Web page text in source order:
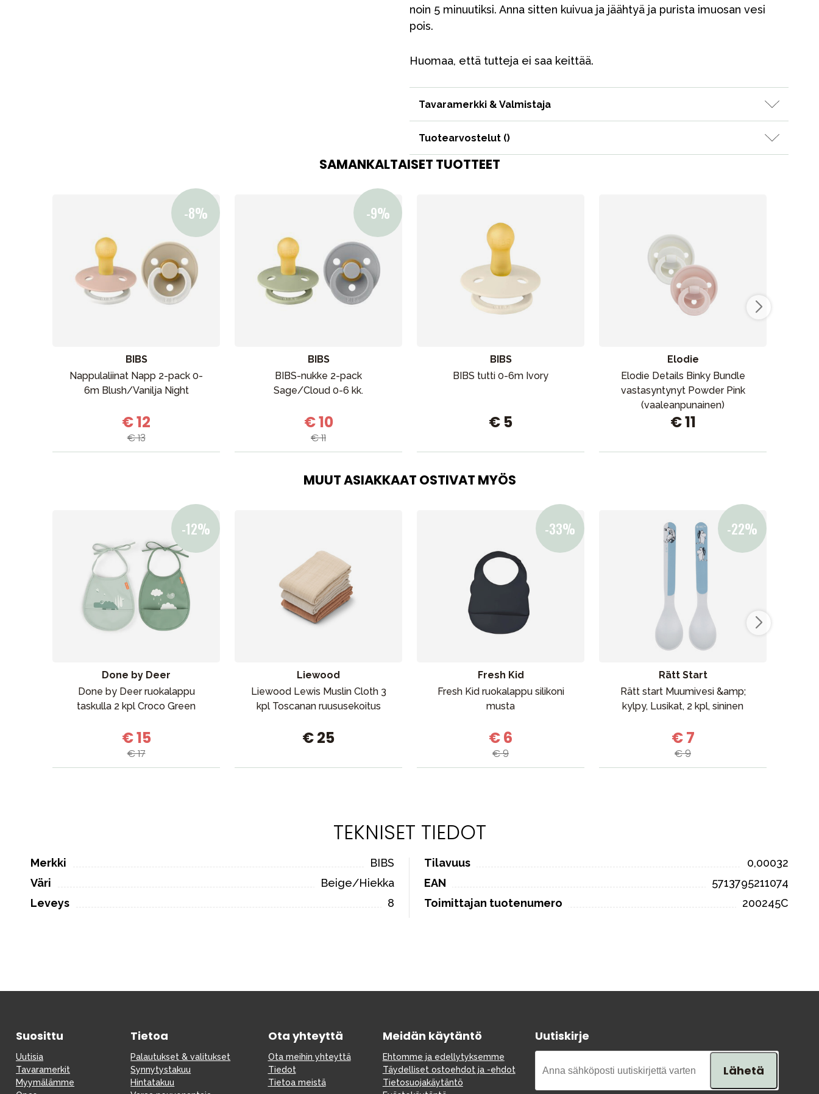
noin 5 minuutiksi. Anna sitten kuivua ja jäähtyä ja purista imuosan vesi
pois.
Huomaa, että tutteja ei saa keittää.
Tavaramerkki & Valmistaja
Tuotearvostelut ()
SAMANKALTAISET TUOTTEET
BIBS
Nappulaliinat Napp 2-pack 0-
6m Blush/Vanilja Night
€ 12
€ 13
BIBS
BIBS-nukke 2-pack
Sage/Cloud 0-6 kk.
€ 10
€ 11
BIBS
BIBS tutti 0-6m Ivory
€ 5
Elodie
Elodie Details Binky Bundle
vastasyntynyt Powder Pink
(vaaleanpunainen)
€ 11
MUUT ASIAKKAAT OSTIVAT MYÖS
Done by Deer
Done by Deer ruokalappu
taskulla 2 kpl Croco Green
€ 15
€ 17
Liewood
Liewood Lewis Muslin Cloth 3
kpl Toscanan ruususekoitus
€ 25
Fresh Kid
Fresh Kid ruokalappu silikoni
musta
€ 6
€ 9
Rätt Start
Rätt start Muumivesi &amp;
kylpy, Lusikat, 2 kpl, sininen
€ 7
€ 9
TEKNISET TIEDOT
Merkki
BIBS
Väri
Beige/Hiekka
Leveys
8
Tilavuus
0,00032
EAN
5713795211074
Toimittajan tuotenumero
200245C
Suosittu
Uutisia
Tavaramerkit
Myymälämme
Tietoa
Palautukset & valitukset
Synnytystakuu
Hintatakuu
Ota yhteyttä
Ota meihin yhteyttä
Tiedot
Tietoa meistä
Meidän käytäntö
Ehtomme ja edellytyksemme
Täydelliset ostoehdot ja -ehdot
Tietosuojakäytäntö
Uutiskirje
Lähetä
Huonekalut & vuodevaatteet
Tarvikkeet
Varaosat
Lahjavinkkejä
Tavaramerkit
Aurinko ja uinti Ota meihin yhteyttä osoitteessa